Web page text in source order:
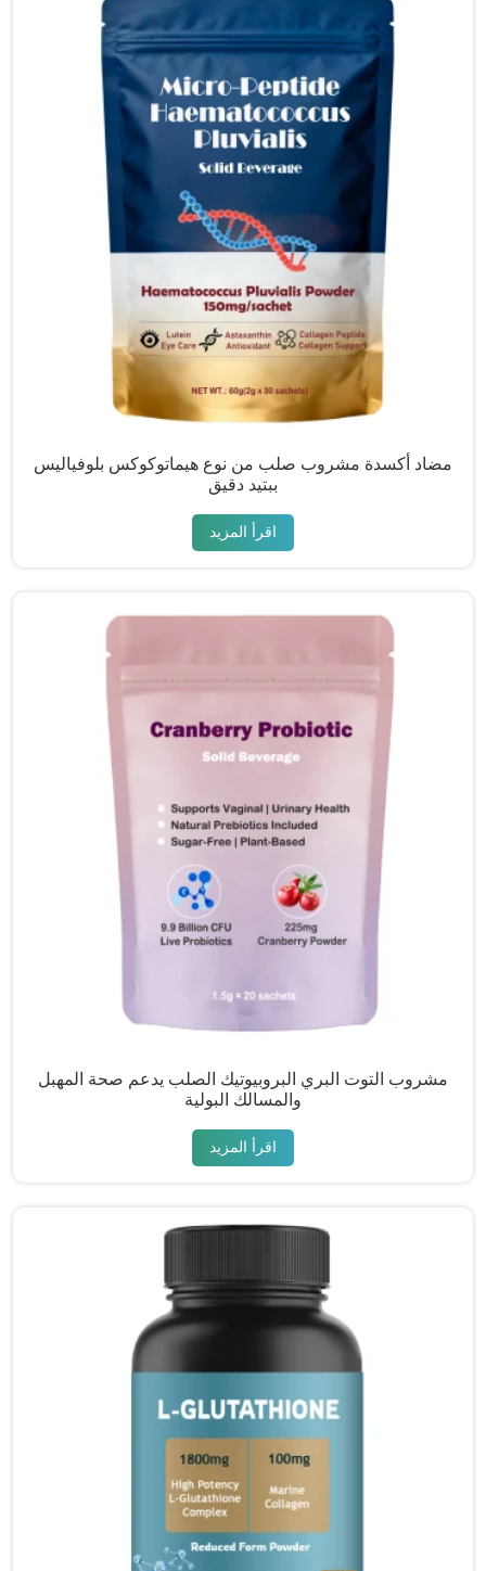
مضاد أكسدة مشروب صلب من نوع هيماتوكوكس بلوفياليس
ببتيد دقيق
اقرأ المزيد
مشروب التوت البري البروبيوتيك الصلب يدعم صحة المهبل
والمسالك البولية
اقرأ المزيد